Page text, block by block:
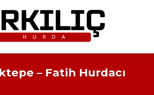
– Fatih Hurdacı